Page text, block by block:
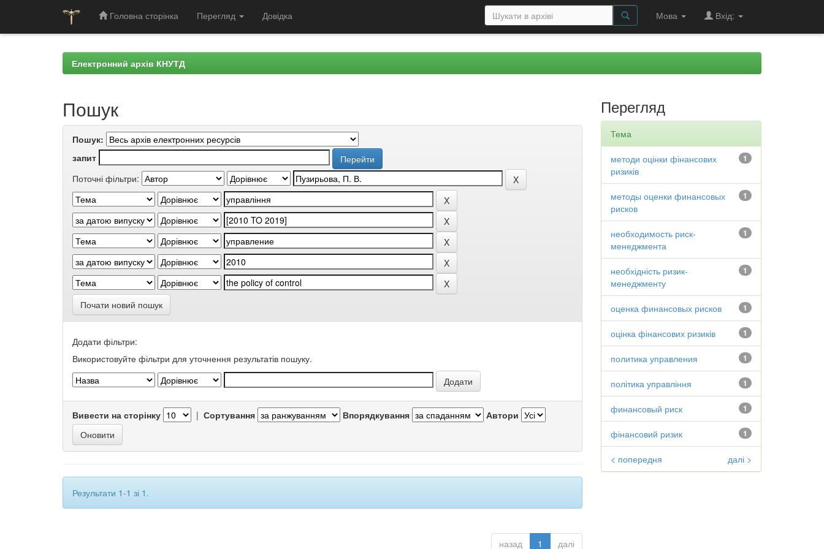
Головна сторінка Перегляд Довідка Мова Вхід:
Електронний архів КНУТД
Пошук
Пошук:
запит
Поточні фільтри:
Почати новий пошук
Додати фільтри:
Використовуйте фільтри для уточнення результатів пошуку.
Вивести на сторінку | Сортування Впорядкування Автори
Результати 1-1 зі 1.
назад 1 далі
Перегляд
Тема
1
методи оцінки фінансових
ризиків
1
методы оценки финансовых
рисков
1
необходимость риск-
менеджмента
1
необхідність ризик-
менеджменту
1
оценка финансовых рисков
1
оцінка фінансових ризиків
1
политика управления
1
політика управління
1
финансовый риск
1
фінансовий ризик
< попередня далі >